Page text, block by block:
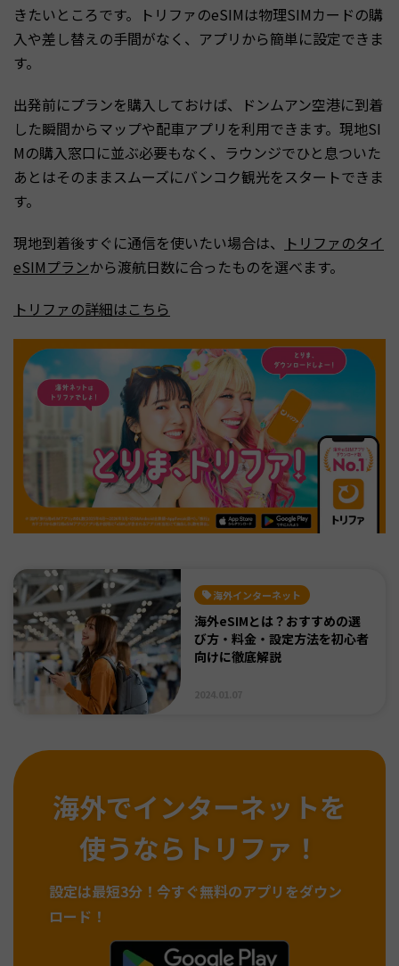
きたいところです。トリファのeSIMは物理SIMカードの購
入や差し替えの手間がなく、アプリから簡単に設定できま
す。
出発前にプランを購入しておけば、ドンムアン空港に到着
した瞬間からマップや配車アプリを利用できます。現地SI
Mの購入窓口に並ぶ必要もなく、ラウンジでひと息ついた
あとはそのままスムーズにバンコク観光をスタートできま
す。
現地到着後すぐに通信を使いたい場合は、
トリファのタイ
eSIMプランから渡航日数に合ったものを選べます。
トリファの詳細はこちら
海外インターネット
海外eSIMとは？おすすめの選
び方・料金・設定方法を初心者
向けに徹底解説
海外でインターネットを
使うならトリファ！
設定は最短3分！ 今すぐ無料のアプリをダウン
ロード！